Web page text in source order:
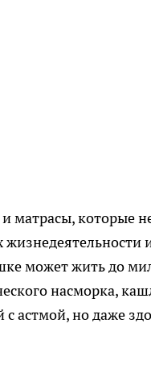
которые
может жить до
насморка,
астмой, но даже